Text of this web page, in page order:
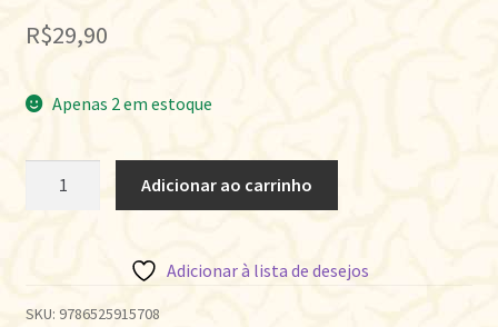
R$29,90
Apenas 2 em estoque
VELHO
Adicionar ao carrinho
Adicionar à lista de desejos
SKU: 9786525915708